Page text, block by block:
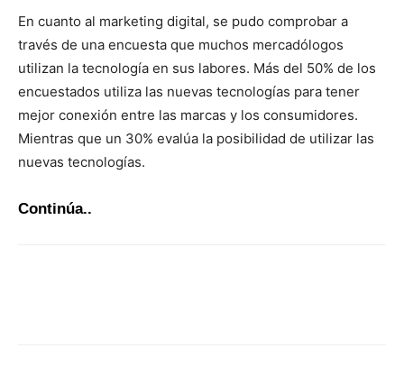
En cuanto al marketing digital, se pudo comprobar a
través de una encuesta que muchos mercadólogos
utilizan la tecnología en sus labores. Más del 50% de los
encuestados utiliza las nuevas tecnologías para tener
mejor conexión entre las marcas y los consumidores.
Mientras que un 30% evalúa la posibilidad de utilizar las
nuevas tecnologías.
Continúa..